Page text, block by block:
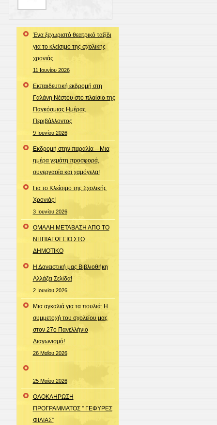
Ένα ξεχωριστό θεατρικό ταξίδι
για το κλείσιμο της σχολικής
χρονιάς
11 Ιουνίου 2026
Εκπαιδευτική εκδρομή στη
Γαλάνη Νέστου στο πλαίσιο της
Παγκόσμιας Ημέρας
Περιβάλλοντος
9 Ιουνίου 2026
Εκδρομή στην παραλία – Μια
ημέρα γεμάτη προσφορά,
συνεργασία και χαμόγελα!
Για το Κλείσιμο της Σχολικής
Χρονιάς!
3 Ιουνίου 2026
ΟΜΑΛΗ ΜΕΤΑΒΑΣΗ ΑΠΟ ΤΟ
ΝΗΠΙΑΓΩΓΕΙΟ ΣΤΟ
ΔΗΜΟΤΙΚΟ
Η Δανειστική μας Βιβλιοθήκη
Αλλάζει Σελίδα!
2 Ιουνίου 2026
Μια αγκαλιά για τα πουλιά: Η
συμμετοχή του σχολείου μας
στον 27ο Πανελλήνιο
Διαγωνισμό!
26 Μαΐου 2026
25 Μαΐου 2026
ΟΛΟΚΛΗΡΩΣΗ
ΠΡΟΓΡΑΜΜΑΤΟΣ ” ΓΕΦΥΡΕΣ
ΦΙΛΙΑΣ”